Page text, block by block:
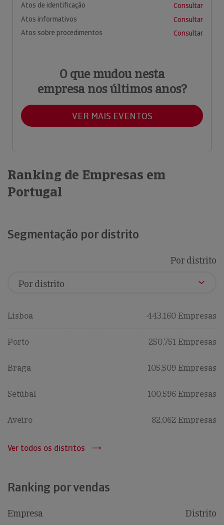
Atos de identificação
Consultar
Atos informativos
Consultar
Atos sobre procedimentos
Consultar
O que mudou nesta
empresa nos últimos anos?
VER MAIS EVENTOS
Ranking de Empresas em
Portugal
Segmentação por distrito
Por distrito
Lisboa 443,160 Empresas
Porto 250,751 Empresas
Braga 105,509 Empresas
Setúbal 100,596 Empresas
Aveiro 82,062 Empresas
Ver todos os distritos
Ranking por vendas
Empresa Distrito